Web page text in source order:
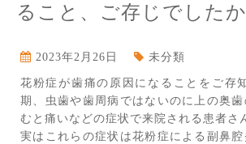
ること、ご存じでしたか
2023年2月26日 未分類
花粉症が歯痛の原因になることをご存
期、虫歯や歯周病ではないのに上の奥
むと痛いなどの症状で来院される患者さ
実はこれらの症状は花粉症による副鼻